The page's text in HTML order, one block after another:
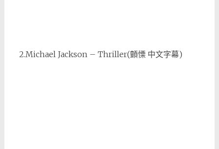
2.Michael Jackson – Thriller(顫慄 中文字幕)